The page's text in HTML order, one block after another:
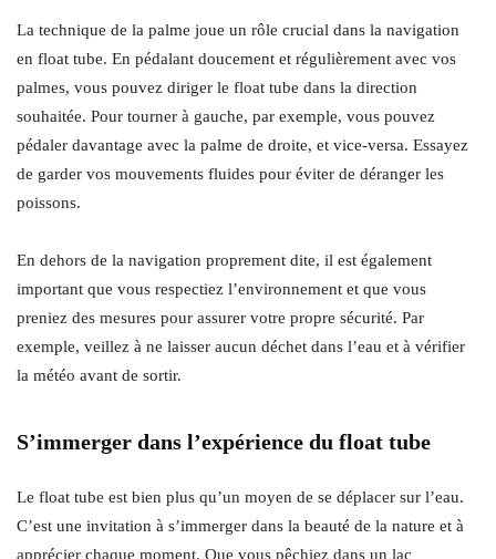
La technique de la palme joue un rôle crucial dans la navigation
en float tube. En pédalant doucement et régulièrement avec vos
palmes, vous pouvez diriger le float tube dans la direction
souhaitée. Pour tourner à gauche, par exemple, vous pouvez
pédaler davantage avec la palme de droite, et vice-versa. Essayez
de garder vos mouvements fluides pour éviter de déranger les
poissons.
En dehors de la navigation proprement dite, il est également
important que vous respectiez l’environnement et que vous
preniez des mesures pour assurer votre propre sécurité. Par
exemple, veillez à ne laisser aucun déchet dans l’eau et à vérifier
la météo avant de sortir.
S’immerger dans l’expérience du float tube
Le float tube est bien plus qu’un moyen de se déplacer sur l’eau.
C’est une invitation à s’immerger dans la beauté de la nature et à
apprécier chaque moment. Que vous pêchiez dans un lac